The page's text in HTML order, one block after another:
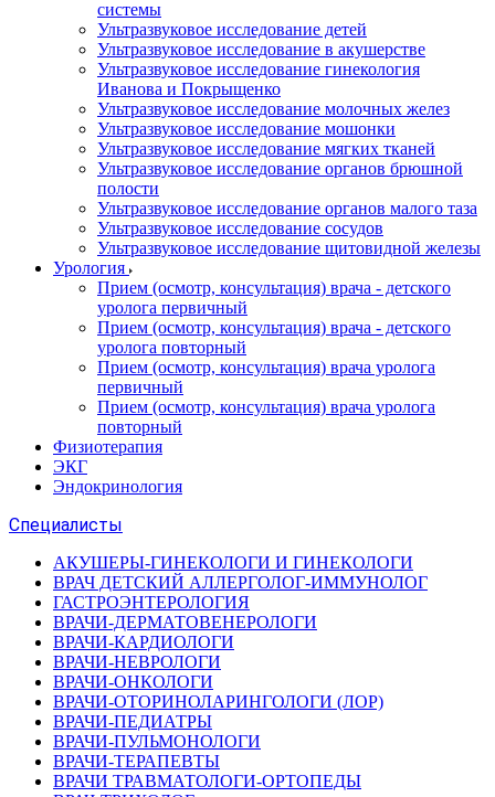
системы
Ультразвуковое исследование детей
Ультразвуковое исследование в акушерстве
Ультразвуковое исследование гинекология
Иванова и Покрыщенко
Ультразвуковое исследование молочных желез
Ультразвуковое исследование мошонки
Ультразвуковое исследование мягких тканей
Ультразвуковое исследование органов брюшной
полости
Ультразвуковое исследование органов малого таза
Ультразвуковое исследование сосудов
Ультразвуковое исследование щитовидной железы
Урология
Прием (осмотр, консультация) врача - детского
уролога первичный
Прием (осмотр, консультация) врача - детского
уролога повторный
Прием (осмотр, консультация) врача уролога
первичный
Прием (осмотр, консультация) врача уролога
повторный
Физиотерапия
ЭКГ
Эндокринология
Специалисты
АКУШЕРЫ-ГИНЕКОЛОГИ И ГИНЕКОЛОГИ
ВРАЧ ДЕТСКИЙ АЛЛЕРГОЛОГ-ИММУНОЛОГ
ГАСТРОЭНТЕРОЛОГИЯ
ВРАЧИ-ДЕРМАТОВЕНЕРОЛОГИ
ВРАЧИ-КАРДИОЛОГИ
ВРАЧИ-НЕВРОЛОГИ
ВРАЧИ-ОНКОЛОГИ
ВРАЧИ-ОТОРИНОЛАРИНГОЛОГИ (ЛОР)
ВРАЧИ-ПЕДИАТРЫ
ВРАЧИ-ПУЛЬМОНОЛОГИ
ВРАЧИ-ТЕРАПЕВТЫ
ВРАЧИ ТРАВМАТОЛОГИ-ОРТОПЕДЫ